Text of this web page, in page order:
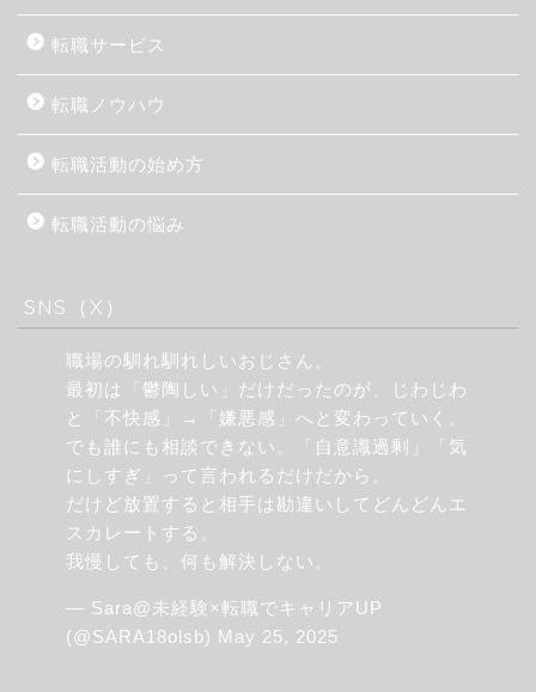
転職サービス
転職ノウハウ
転職活動の始め方
転職活動の悩み
SNS（X）
職場の馴れ馴れしいおじさん。
最初は「鬱陶しい」だけだったのが、じわじわ
と「不快感」→「嫌悪感」へと変わっていく。
でも誰にも相談できない。「自意識過剰」「気
にしすぎ」って言われるだけだから。
だけど放置すると相手は勘違いしてどんどんエ
スカレートする。
我慢しても、何も解決しない。
— Sara@未経験×転職でキャリアUP
(@SARA18olsb) May 25, 2025